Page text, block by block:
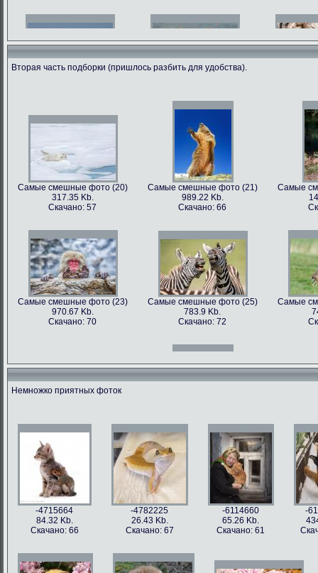
Самые смешные фото (9)
562.79 Kb.
Самые смешные фото (10)
899.22 Kb.
Самые
996.47 Kb.
Скачано: 71
Самые смешные фото (15)
809.97 Kb.
Скачано: 68
Самые смешные фото (16)
674.29 Kb.
Скачано: 79
Самые
Вторая часть подборки (пришлось разбить для удобства).
Самые смешные фото (20)
317.35 Kb.
Скачано: 57
Самые смешные фото (21)
989.22 Kb.
Скачано: 66
Самые
Самые смешные фото (23)
970.67 Kb.
Скачано: 70
Самые смешные фото (25)
783.9 Kb.
Скачано: 72
Самые
Самые смешные фото (27)
Скачано: 61
Самые смешные фото (28)
1158.5 Kb.
Скачано: 76
Самые
Самые смешные фото (31)
626.42 Kb.
Скачано: 77
Самые смешные фото (33)
1054 Kb.
Скачано: 85
Немножко приятных фоток
-4715664
84.32 Kb.
Скачано: 66
-4782225
26.43 Kb.
Скачано: 67
-6114660
65.26 Kb.
Скачано: 61
-